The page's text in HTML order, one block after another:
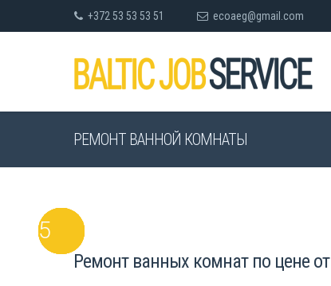
+372 53 53 53 51 ecoaeg@gmail.com
РЕМОНТ ВАННОЙ КОМНАТЫ
Ремонт ванных комнат по цене